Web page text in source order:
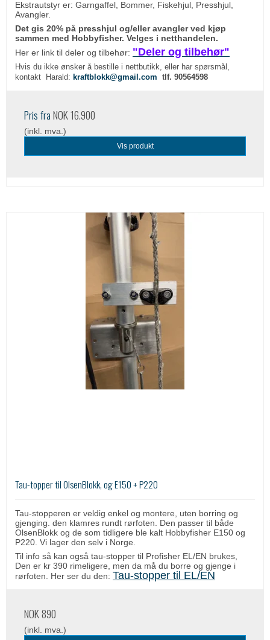
Ekstrautstyr er: Garngaffel, Bommer, Fiskehjul, Presshjul,
Avangler.
Det gis 20% på presshjul og/eller avangler ved kjøp
sammen med Hobbyfisher. Velges i netthandelen.
Her er link til deler og tilbehør: "Deler og tilbehør"
Hvis du ikke ønsker å bestille i nettbutikk, eller har spørsmål,
kontakt Harald: kraftblokk@gmail.com tlf. 90564598
Pris fraNOK 16.900
(inkl. mva.)
Vis produkt
Tau-topper til OlsenBlokk, og E150 + P220
Tau-stopperen er veldig enkel og montere, uten borring og
gjenging. den klamres rundt rørfoten. Den passer til både
OlsenBlokk og de som tidligere ble kalt Hobbyfisher E150 og
P220. Vi lager den selv i Norge.
Til info så kan også tau-stopper til Profisher EL/EN brukes,
Den er kr 390 rimeligere, men da må du borre og gjenge i
rørfoten. Her ser du den: Tau-stopper til EL/EN
NOK 890
(inkl. mva.)